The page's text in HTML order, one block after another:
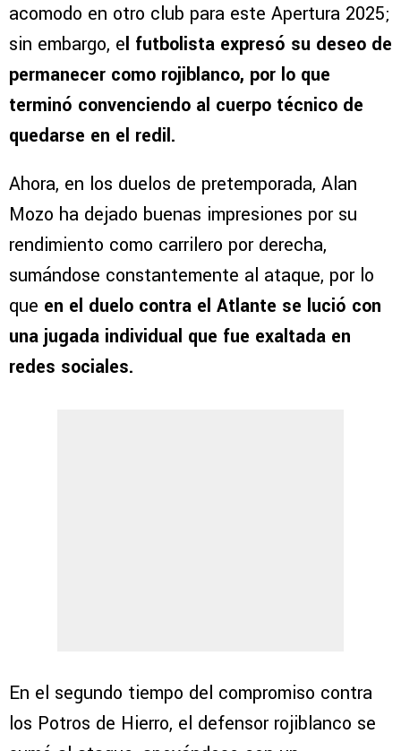
acomodo en otro club para este Apertura 2025;
sin embargo, el futbolista expresó su deseo de
permanecer como rojiblanco, por lo que
terminó convenciendo al cuerpo técnico de
quedarse en el redil.
Ahora, en los duelos de pretemporada, Alan
Mozo ha dejado buenas impresiones por su
rendimiento como carrilero por derecha,
sumándose constantemente al ataque, por lo
que en el duelo contra el Atlante se lució con
una jugada individual que fue exaltada en
redes sociales.
En el segundo tiempo del compromiso contra
los Potros de Hierro, el defensor rojiblanco se